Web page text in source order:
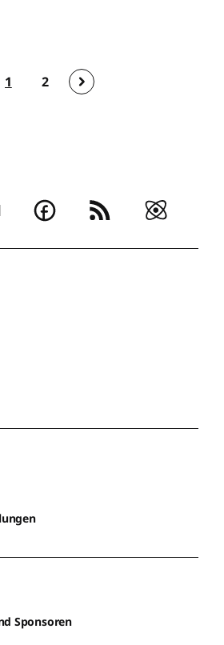
1 2
Sponsoren